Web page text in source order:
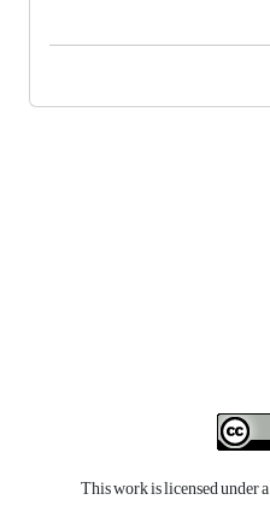
This work is licensed under a